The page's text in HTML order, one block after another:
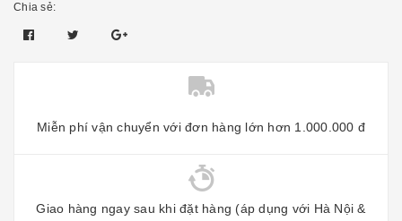
Chia sẻ:
Miễn phí vận chuyển với đơn hàng lớn hơn 1.000.000 đ
Giao hàng ngay sau khi đặt hàng (áp dụng với Hà Nội &